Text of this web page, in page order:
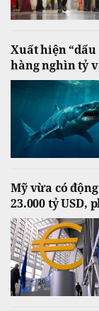
Xuất hiện
hàng nghìn tỷ
Mỹ vừa có
23.000 tỷ USD,